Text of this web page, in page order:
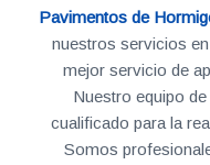
Pavimentos de
nuestros servicios
mejor servicio de
Nuestro equipo
cualificado para la
Somos